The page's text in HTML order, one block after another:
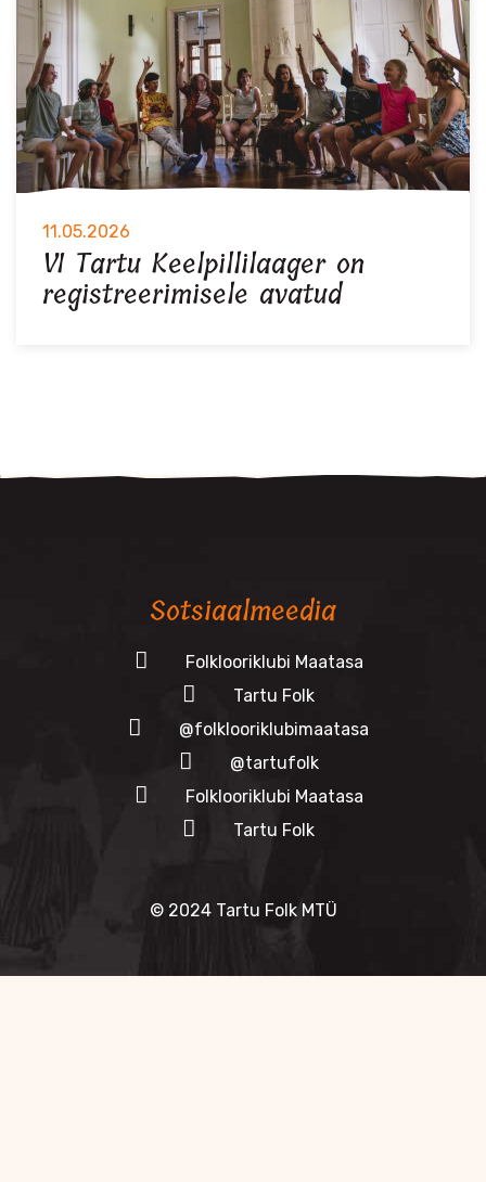
11.05.2026
VI Tartu Keelpillilaager on
registreerimisele avatud
Sotsiaalmeedia
Folklooriklubi Maatasa
Tartu Folk
@folklooriklubimaatasa
@tartufolk
Folklooriklubi Maatasa
Tartu Folk
© 2024 Tartu Folk MTÜ